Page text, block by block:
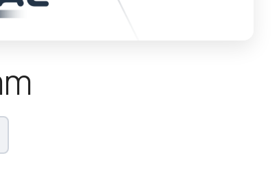
m